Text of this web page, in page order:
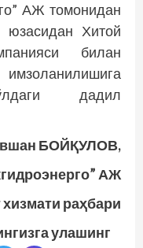
АЖ томонидан
Хитой
билан
дадил
БОЙҚУЛОВ,
АЖ
раҳбари
улашинг